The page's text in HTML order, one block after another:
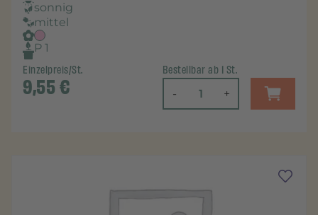
sonnig
mittel
P 1
Einzelpreis/St.
9,55€
Bestellbar ab 1 St.
- +